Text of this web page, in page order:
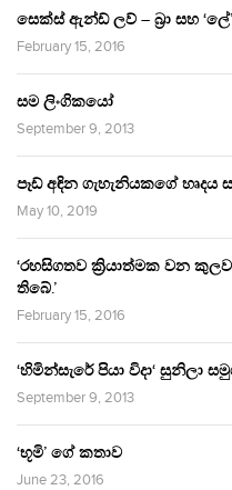
සෙක්ස් ඇන්ඩ් ලව් – බ්‍රා සහ ‘ලේ’
February 15, 2016
සම ලිංගිකයෝ
September 9, 2013
පෑඩ් අඳින ගැහැනියකගේ හෘදය
May 10, 2019
‘රහසිගතව ක්‍රියාත්මක වන
තිබේ.’
February 15, 2016
‘හිමින්සැරේ පියා විදා‘ සුනිලා
September 9, 2013
‘භූමි’ ගේ කතාව
June 23, 2016